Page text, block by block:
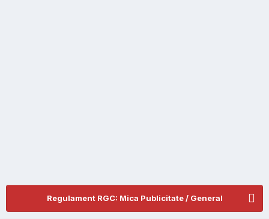
Regulament RGC: Mica Publicitate / General